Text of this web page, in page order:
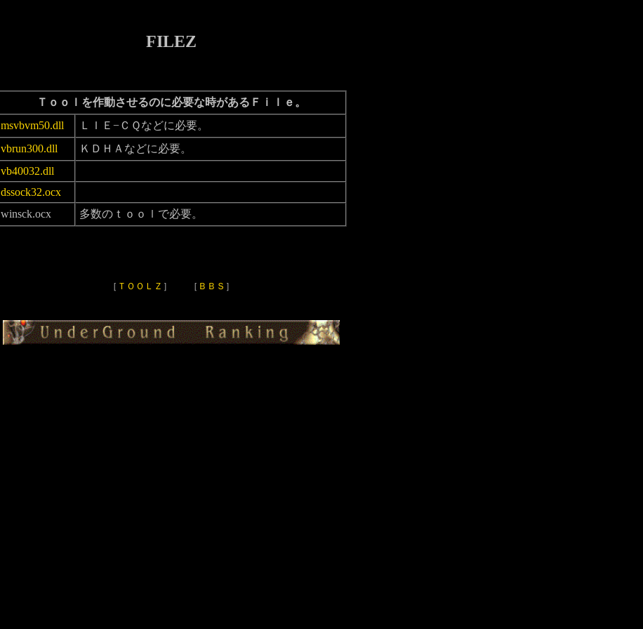
FILEZ
Ｔｏｏｌを作動させるのに必要な時があるＦｉｌｅ。
msvbvm50.dll
ＬＩＥ−ＣＱなどに必要。
vbrun300.dll
ＫＤＨＡなどに必要。
vb40032.dll
dssock32.ocx
winsck.ocx
多数のｔｏｏｌで必要。
［ ＴＯＯＬＺ ］ ［ ＢＢＳ ］